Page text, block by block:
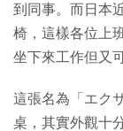
到同事。而日本
椅，這樣各位上
坐下來工作但又
這張名為「エク
桌，其實外觀十